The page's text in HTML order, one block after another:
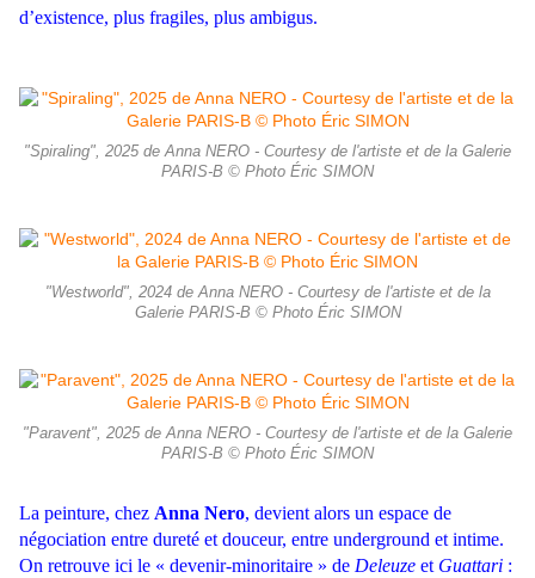
d’existence, plus fragiles, plus ambigus.
"Spiraling", 2025 de Anna NERO - Courtesy de l'artiste et de la Galerie
PARIS-B © Photo Éric SIMON
"Westworld", 2024 de Anna NERO - Courtesy de l'artiste et de la
Galerie PARIS-B © Photo Éric SIMON
"Paravent", 2025 de Anna NERO - Courtesy de l'artiste et de la Galerie
PARIS-B © Photo Éric SIMON
La peinture, chez Anna Nero, devient alors un espace de
négociation entre dureté et douceur, entre underground et intime.
On retrouve ici le « devenir-minoritaire » de Deleuze et Guattari :